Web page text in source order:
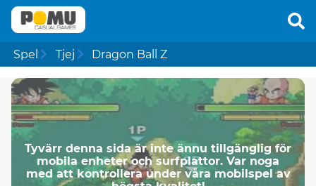
Spel Tjej Dragon Ball Z
Tyvärr denna sida är inte ännu tillgänglig för
mobila enheter och surfplattor. Var noga
med att kontrollera under våra mobilspel av